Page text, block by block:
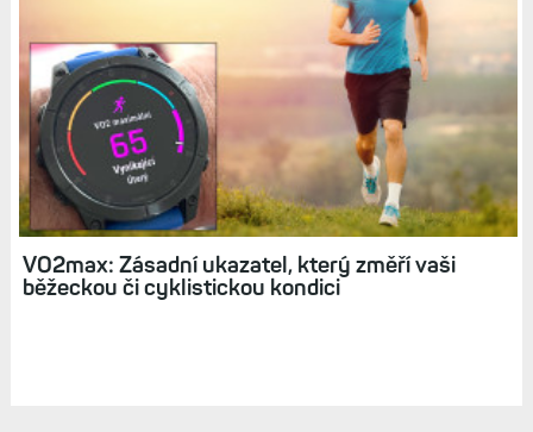
VO2max: Zásadní ukazatel, který změří vaši
běžeckou či cyklistickou kondici